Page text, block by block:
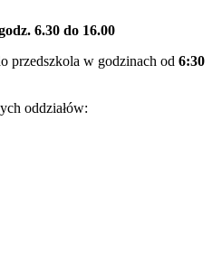
6.30 do 16.00
przedszkola w godzinach od 6:30
oddziałów: